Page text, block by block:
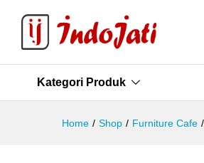
Kategori Produk
Home / Shop / Furniture Cafe /